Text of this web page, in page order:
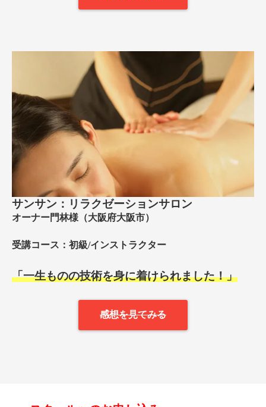
サンサン：リラクゼーションサロン
オーナー門林様（大阪府大阪市）
受講コース：初級/インストラクター
「一生ものの技術を身に着けられました！」
感想を見てみる